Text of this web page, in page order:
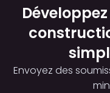
Envoyez des